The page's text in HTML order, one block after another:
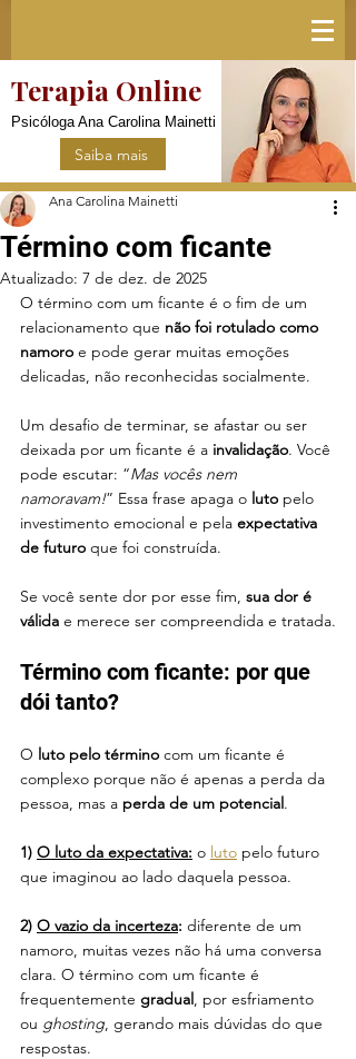
Terapia Online
Psicóloga Ana Carolina Mainetti
Saiba mais
Término com ficante
Ana Carolina Mainetti
Atualizado: 7 de dez. de 2025
O término com um ficante é o fim de um
relacionamento que não foi rotulado como
namoro e pode gerar muitas emoções
delicadas, não reconhecidas socialmente.
Um desafio de terminar, se afastar ou ser
deixada por um ficante é a invalidação. Você
pode escutar: “Mas vocês nem
namoravam!” Essa frase apaga o luto pelo
investimento emocional e pela expectativa
de futuro que foi construída.
Se você sente dor por esse fim, sua dor é
válida e merece ser compreendida e tratada.
Término com ficante: por que
dói tanto?
O luto pelo término com um ficante é
complexo porque não é apenas a perda da
pessoa, mas a perda de um potencial.
1) O luto da expectativa: o luto pelo futuro
que imaginou ao lado daquela pessoa.
2) O vazio da incerteza: diferente de um
namoro, muitas vezes não há uma conversa
clara. O término com um ficante é
frequentemente gradual, por esfriamento
ou ghosting, gerando mais dúvidas do que
respostas.